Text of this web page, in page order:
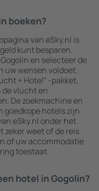
boeken?
van eSky.nl is
kunt besparen.
en selecteer de
uw wensen voldoet.
+ Hotel" -pakket,
de vlucht en
De zoekmachine en
goedkope hotels zijn
eSky.nl onder het
zeker weet of de reis
of uw accommodatie
toestaat.
hotel in Gogolin?